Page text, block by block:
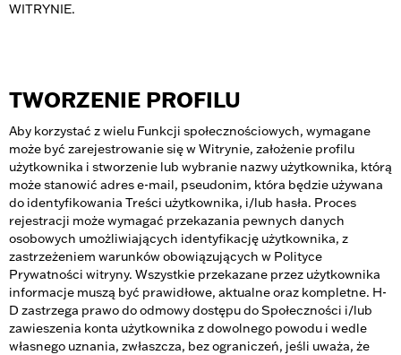
WITRYNIE.
TWORZENIE PROFILU
Aby korzystać z wielu Funkcji społecznościowych, wymagane
może być zarejestrowanie się w Witrynie, założenie profilu
użytkownika i stworzenie lub wybranie nazwy użytkownika, którą
może stanowić adres e-mail, pseudonim, która będzie używana
do identyfikowania Treści użytkownika, i/lub hasła. Proces
rejestracji może wymagać przekazania pewnych danych
osobowych umożliwiających identyfikację użytkownika, z
zastrzeżeniem warunków obowiązujących w Polityce
Prywatności witryny. Wszystkie przekazane przez użytkownika
informacje muszą być prawidłowe, aktualne oraz kompletne. H-
D zastrzega prawo do odmowy dostępu do Społeczności i/lub
zawieszenia konta użytkownika z dowolnego powodu i wedle
własnego uznania, zwłaszcza, bez ograniczeń, jeśli uważa, że